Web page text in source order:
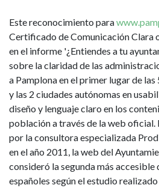
Este reconocimiento para
Certificado de Comunicación Clara
en el informe '¿Entiendes a tu
sobre la claridad de las
a Pamplona en el primer lugar de
y las 2 ciudades autónomas en
diseño y lenguaje claro en los
población a través de la web oficial.
por la consultora especializada
en el año 2011, la web del
consideró la segunda más accesible
españoles según el estudio